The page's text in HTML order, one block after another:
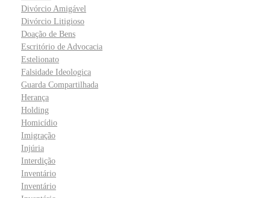
Divórcio Amigável
Divórcio Litigioso
Doação de Bens
Escritório de Advocacia
Estelionato
Falsidade Ideologica
Guarda Compartilhada
Herança
Holding
Homicídio
Imigração
Injúria
Interdição
Inventário
Inventário